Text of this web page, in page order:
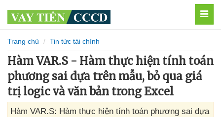
Trang chủ Tin tức tài chính
Hàm VAR.S - Hàm thực hiện tính toán
phương sai dựa trên mẫu, bỏ qua giá
trị logic và văn bản trong Excel
Hàm VAR.S: Hàm thực hiện tính toán phương sai dựa